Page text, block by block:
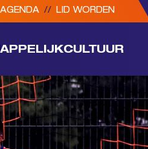
AGENDA // LID WORDEN
CULTUUR